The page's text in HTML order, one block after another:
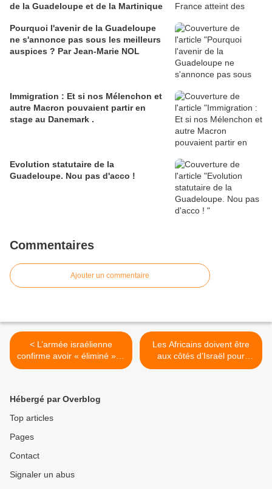
de la Guadeloupe et de la Martinique
Pourquoi l'avenir de la Guadeloupe
ne s'annonce pas sous les meilleurs
auspices ? Par Jean-Marie NOL
Immigration : Et si nos Mélenchon et
autre Macron pouvaient partir en
stage au Danemark .
Evolution statutaire de la
Guadeloupe. Nou pas d'acco !
Commentaires
Ajouter un commentaire
< L’armée israélienne
confirme avoir « éliminé » le
chef du Hezbollah Hassan
maître d'Israêl)
Les Africains doivent être
aux côtés d’Israël pour
terrasser gauchisme et
Hébergé par Overblog
Top articles
Pages
Contact
Signaler un abus